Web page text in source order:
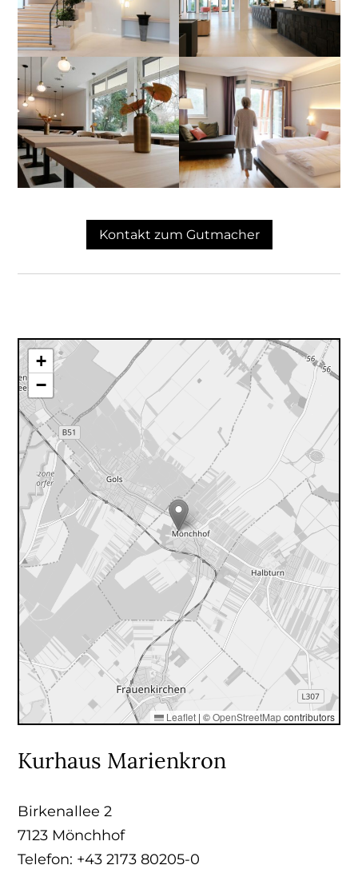
Kontakt zum Gutmacher
+
−
Leaflet | ©OpenStreetMapcontributors
Kurhaus Marienkron
Birkenallee 2
7123 Mönchhof
Telefon: +43 2173 80205-0